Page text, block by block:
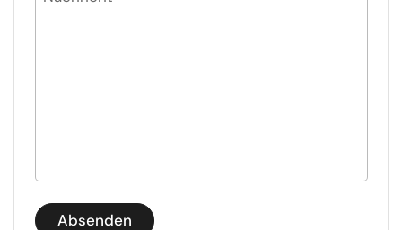
Absenden